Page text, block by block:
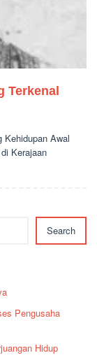
Terkenal
Kehidupan Awal
Kerajaan
Search
Pengusaha
Hidup